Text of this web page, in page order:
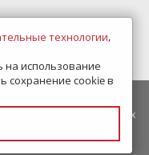
(РИО) Реутов, -1
интернет-сайт носит
и ни при каких условиях
на сайте, не
положениями Статьи
технологии,
на использование
сохранение cookie в